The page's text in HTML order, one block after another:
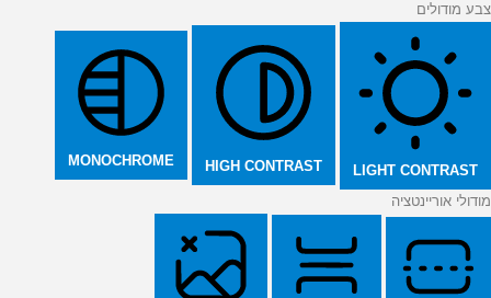
צבע מודולים
LIGHT CONTRAST
HIGH CONTRAST
MONOCHROME
מודולי אוריינטציה